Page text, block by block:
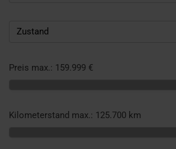
Zustand
Preis max.: 159.999 €
Kilometerstand max.: 125.700 km